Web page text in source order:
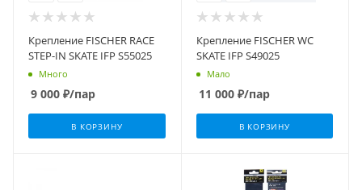
Крепление FISCHER RACE
STEP-IN SKATE IFP S55025
Много
9 000 ₽/пар
В КОРЗИНУ
Крепление FISCHER WC
SKATE IFP S49025
Мало
11 000₽/пар
В КОРЗИНУ